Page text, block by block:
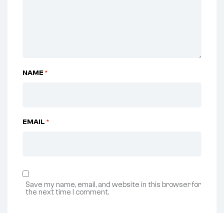
NAME *
EMAIL *
Save my name, email, and website in this browser for
the next time I comment.